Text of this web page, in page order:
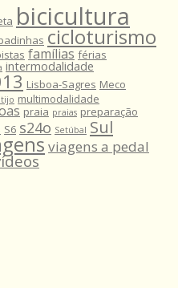
bicicultura
cicloturismo
famílias férias
intermodalidade
Lisboa-Sagres Meco
multimodalidade
praia praias preparação
S6 s24o Setúbal Sul
viagens a pedal